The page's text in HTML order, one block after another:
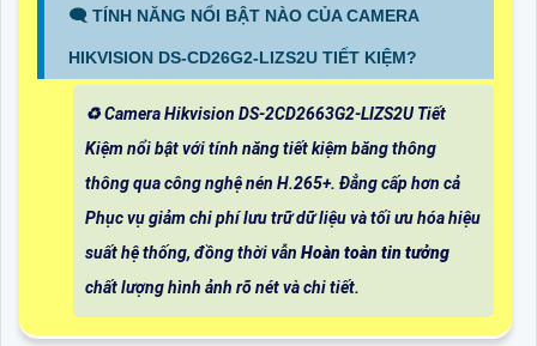
🗨️ TÍNH NĂNG NỔI BẬT NÀO CỦA CAMERA
HIKVISION DS-CD26G2-LIZS2U TIẾT KIỆM?
♻️ Camera Hikvision DS-2CD2663G2-LIZS2U Tiết
Kiệm nổi bật với tính năng tiết kiệm băng thông
thông qua công nghệ nén H.265+. Đẳng cấp hơn cả
Phục vụ giảm chi phí lưu trữ dữ liệu và tối ưu hóa hiệu
suất hệ thống, đồng thời vẫn Hoàn toàn tin tưởng
chất lượng hình ảnh rõ nét và chi tiết.